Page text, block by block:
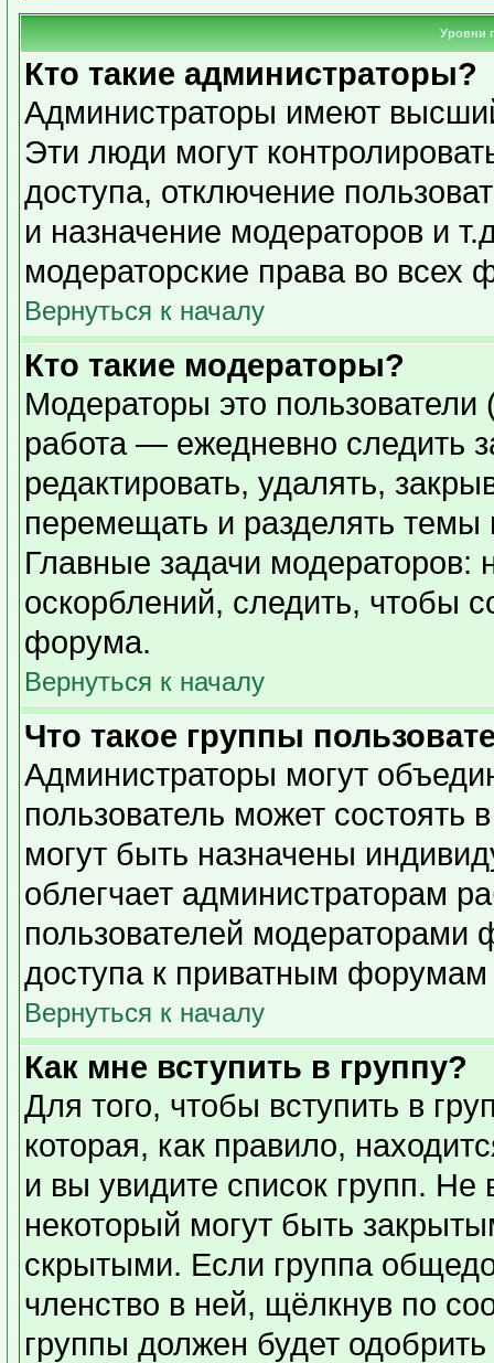
Уровни
Кто такие администраторы?
Администраторы имеют
Эти люди могут
доступа, отключение
и назначение модераторов и
модераторские права во всех
Вернуться к началу
Кто такие модераторы?
Модераторы это пользователи
работа — ежедневно следить
редактировать, удалять,
перемещать и разделять темы
Главные задачи модераторов:
оскорблений, следить, чтобы
форума.
Вернуться к началу
Что такое группы
Администраторы могут
пользователь может состоять
могут быть назначены
облегчает администраторам
пользователей
доступа к приватным форумам
Вернуться к началу
Как мне вступить в группу?
Для того, чтобы вступить в
которая, как правило,
и вы увидите список групп. Не
некоторый могут быть
скрытыми. Если группа
членство в ней, щёлкнув по
группы должен будет